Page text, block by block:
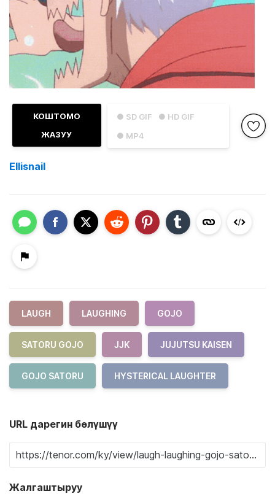
● SD GIF
● HD GIF
● MP4
КОШТОМО
ЖАЗУУ
Ellisnail
LAUGH LAUGHING GOJO
SATORU GOJO JJK JUJUTSU KAISEN
GOJO SATORU HYSTERICAL LAUGHTER
URL дарегин бөлүшүү
Жалгаштыруу